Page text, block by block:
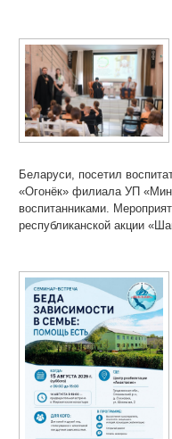
Беларуси, посетил
«Огонёк» филиала УП
воспитанниками.
республиканской акции